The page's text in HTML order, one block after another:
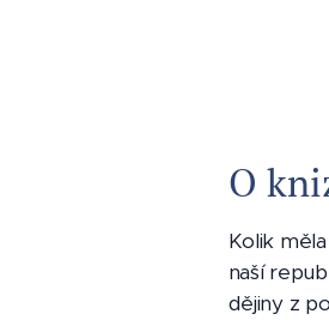
O
Kolik
naší
dějiny z